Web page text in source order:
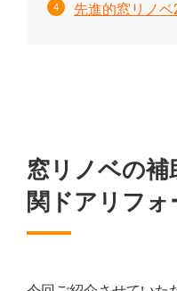
先進的窓リノ
窓リノベの
関ドアリフォ